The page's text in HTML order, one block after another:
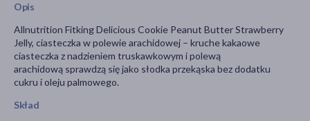
Opis
Allnutrition Fitking Delicious Cookie Peanut Butter Strawberry
Jelly, ciasteczka w polewie arachidowej – kruche kakaowe
ciasteczka z nadzieniem truskawkowym i polewą
arachidową sprawdzą się jako słodka przekąska bez dodatku
cukru i oleju palmowego.
Skład